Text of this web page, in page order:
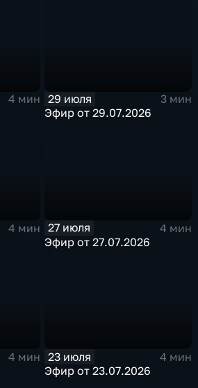
4 мин
29 июля
3 мин
Эфир от 29.07.2026
4 мин
27 июля
4 мин
Эфир от 27.07.2026
4 мин
23 июля
4 мин
Эфир от 23.07.2026